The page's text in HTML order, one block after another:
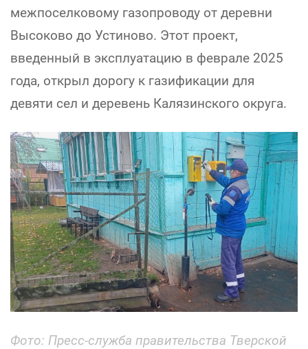
межпоселковому газопроводу от деревни
Высоково до Устиново. Этот проект,
введенный в эксплуатацию в феврале 2025
года, открыл дорогу к газификации для
девяти сел и деревень Калязинского округа.
Фото: Пресс-служба правительства Тверской